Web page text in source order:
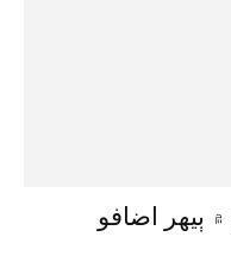
ٻيهر اضافو